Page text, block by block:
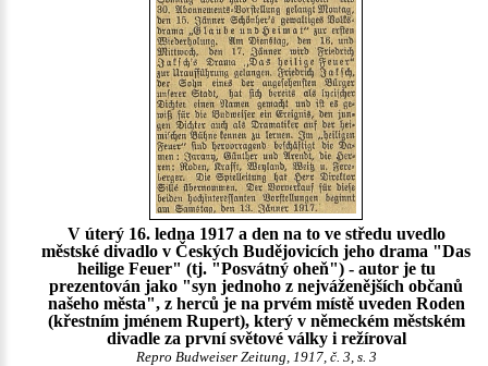
V úterý 16. ledna 1917 a den na to ve středu uvedlo
městské divadlo v Českých Budějovicích jeho drama "Das
heilige Feuer" (tj. "Posvátný oheň") - autor je tu
prezentován jako "syn jednoho z nejváženějších občanů
našeho města", z herců je na prvém místě uveden Roden
(křestním jménem Rupert), který v německém městském
divadle za první světové války i režíroval
Repro Budweiser Zeitung, 1917, č. 3, s. 3